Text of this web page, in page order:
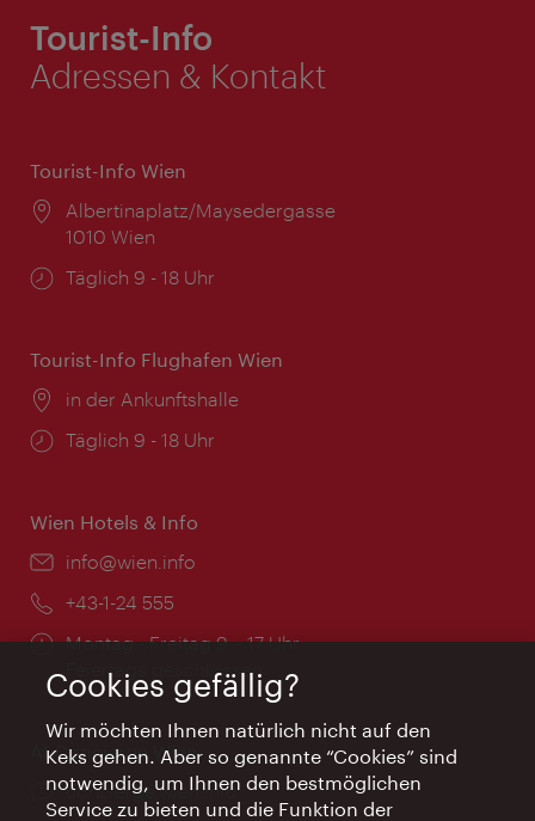
Tourist-Info
Adressen & Kontakt
Tourist-Info Wien
Ort:
Albertinaplatz/Maysedergasse
1010 Wien
Öffnungszeiten:
Täglich 9 - 18 Uhr
Tourist-Info Flughafen Wien
Ort:
in der Ankunftshalle
Öffnungszeiten:
Täglich 9 - 18 Uhr
Wien Hotels & Info
Email:
info@wien.info
Telefon:
+43-1-24 555
Öffnungszeiten:
Montag - Freitag 9 – 17 Uhr
Feiertags geschlossen
AI Concierge Wien
Ort:
concierge.wien.info
Cookies gefällig?
Wir möchten Ihnen natürlich nicht auf den
Keks gehen. Aber so genannte “Cookies” sind
notwendig, um Ihnen den bestmöglichen
Service zu bieten und die Funktion der